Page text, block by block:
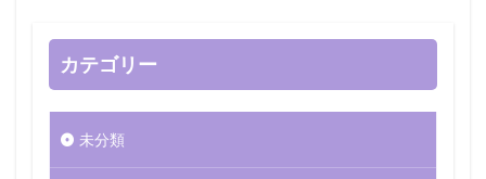
カテゴリー
未分類